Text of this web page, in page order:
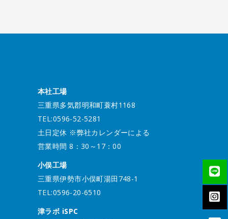
本社工場
三重県多気郡明和町蓑村1168
TEL:0596-52-5281
土日定休 ※弊社カレンダーによる
営業時間 8：30～17：00
小俣工場
三重県伊勢市小俣町湯田748-1
TEL:0596-20-6510
津ラボ iSPC